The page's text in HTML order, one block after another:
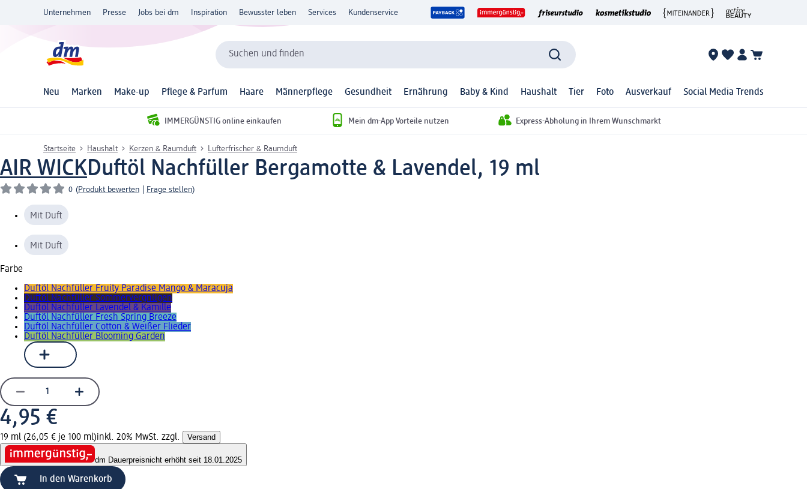
Unternehmen Presse Jobs bei dm Inspiration Bewusster leben Services Kundenservice
Suchen und finden
Neu Marken Make-up Pflege & Parfum Haare Männerpflege Gesundheit Ernährung Baby & Kind Haushalt Tier Foto Ausverkauf Social Media Trends
IMMERGÜNSTIG online einkaufen Mein dm-App Vorteile nutzen Express-Abholung in Ihrem Wunschmarkt
Startseite Haushalt Kerzen & Raumduft Lufterfrischer & Raumduft
AIR WICKDuftöl Nachfüller Bergamotte & Lavendel, 19 ml
0 (Produkt bewerten Frage stellen)
Mit Duft
Mit Duft
Farbe
Duftöl Nachfüller Fruity Paradise Mango & Maracuja
Duftöl Nachfüller Sommervergnügen
Duftöl Nachfüller Lavendel & Kamille
Duftöl Nachfüller Fresh Spring Breeze
Duftöl Nachfüller Cotton & Weißer Flieder
Duftöl Nachfüller Blooming Garden
4,95 €
19 ml (26,05 € je 100 ml)inkl. 20% MwSt. zzgl. Versand
dm Dauerpreisnicht erhöht seit 18.01.2025
In den Warenkorb